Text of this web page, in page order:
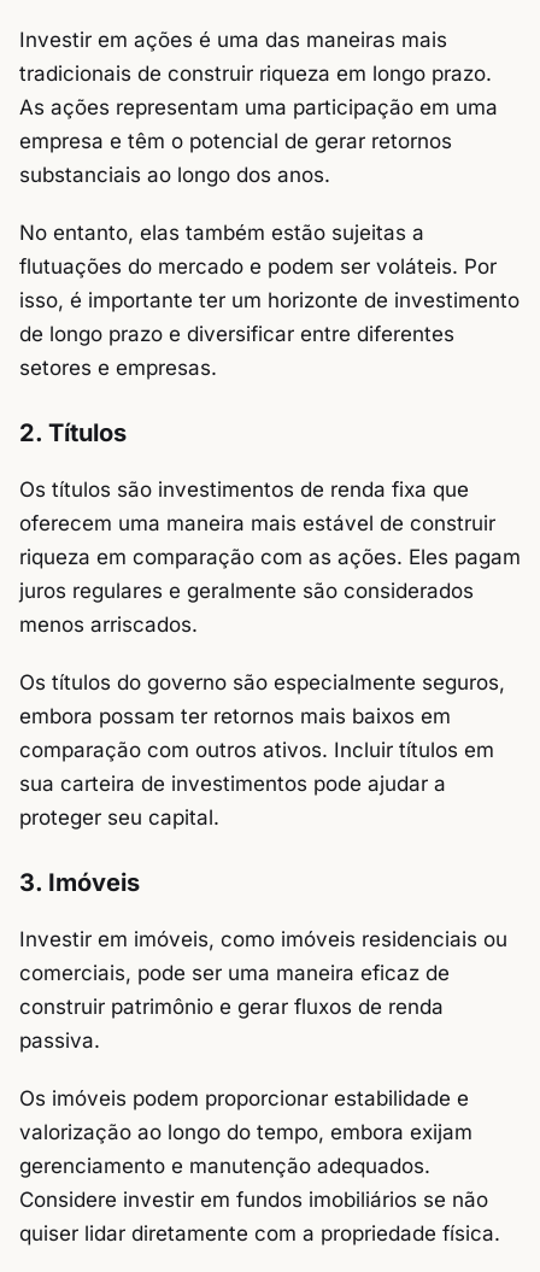
Investir em ações é uma das maneiras mais
tradicionais de construir riqueza em longo prazo.
As ações representam uma participação em uma
empresa e têm o potencial de gerar retornos
substanciais ao longo dos anos.
No entanto, elas também estão sujeitas a
flutuações do mercado e podem ser voláteis. Por
isso, é importante ter um horizonte de investimento
de longo prazo e diversificar entre diferentes
setores e empresas.
2. Títulos
Os títulos são investimentos de renda fixa que
oferecem uma maneira mais estável de construir
riqueza em comparação com as ações. Eles pagam
juros regulares e geralmente são considerados
menos arriscados.
Os títulos do governo são especialmente seguros,
embora possam ter retornos mais baixos em
comparação com outros ativos. Incluir títulos em
sua carteira de investimentos pode ajudar a
proteger seu capital.
3. Imóveis
Investir em imóveis, como imóveis residenciais ou
comerciais, pode ser uma maneira eficaz de
construir patrimônio e gerar fluxos de renda
passiva.
Os imóveis podem proporcionar estabilidade e
valorização ao longo do tempo, embora exijam
gerenciamento e manutenção adequados.
Considere investir em fundos imobiliários se não
quiser lidar diretamente com a propriedade física.